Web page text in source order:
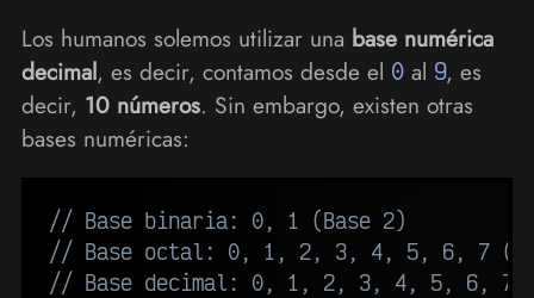
Los humanos solemos utilizar una base numérica
decimal, es decir, contamos desde el 0al 9, es
decir, 10 números. Sin embargo, existen otras
bases numéricas:
// Base binaria: 0, 1 (Base 2)
// Base octal: 0, 1, 2, 3, 4, 5, 6, 7
// Base decimal: 0, 1, 2, 3, 4, 5, 6, 7,